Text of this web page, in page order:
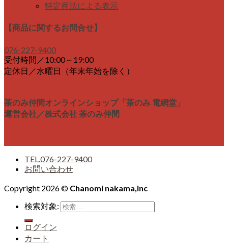
特定商法による表示
【商品に関するお問合せ】
076-227-9400
受付時間／10:00～19:00
定休日／水曜日（年末年始を除く）
茶のみ仲間オンラインショップ「茶のみ 電網堂」
運営会社／株式会社 茶のみ仲間
TEL.076-227-9400
お問い合わせ
Copyright 2026 © Chanomi nakama,Inc
検索対象:
ログイン
カート